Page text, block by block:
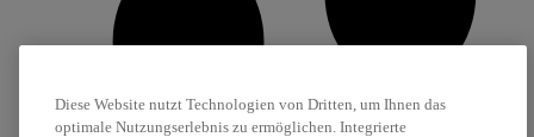
Diese Website nutzt Technologien von Dritten, um Ihnen das
optimale Nutzungserlebnis zu ermöglichen. Integrierte